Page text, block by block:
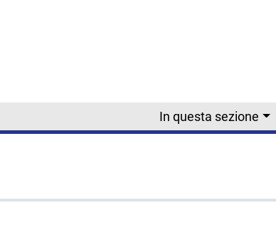
In questa sezione